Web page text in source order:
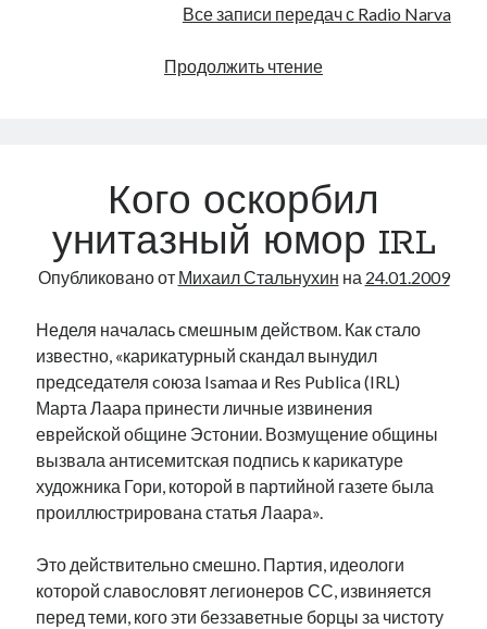
Все записи передач с Radio Narva
Продолжить чтениеБалтийские
Radio
|
154
Кого оскорбил
унитазный юмор IRL
Опубликовано от Михаил Стальнухин на 24.01.2009
Неделя началась смешным действом. Как стало
известно, «карикатурный скандал вынудил
председателя cоюза Isamaa и Res Publica (IRL)
Марта Лаара принести личные извинения
еврейской общине Эстонии. Возмущение общины
вызвала антисемитская подпись к карикатуре
художника Гори, которой в партийной газете была
проиллюстрирована статья Лаара».
Это действительно смешно. Партия, идеологи
которой славословят легионеров СС, извиняется
перед теми, кого эти беззаветные борцы за чистоту